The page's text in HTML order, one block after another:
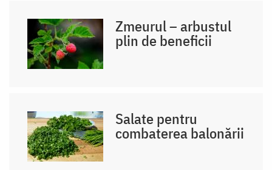
Zmeurul – arbustul
plin de beneficii
Salate pentru
combaterea balonării